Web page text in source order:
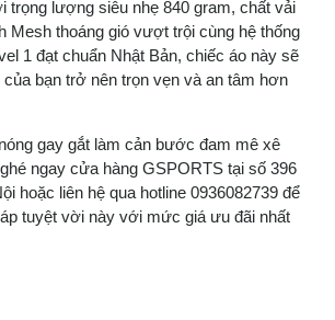
trọng lượng siêu nhẹ 840 gram, chất vải
Mesh thoáng gió vượt trội cùng hệ thống
1 đạt chuẩn Nhật Bản, chiếc áo này sẽ
bạn trở nên trọn vẹn và an tâm hơn
gay gắt làm cản bước đam mê xê
ngay cửa hàng GSPORTS tại số 396
hoặc liên hệ qua hotline 0936082739 để
tuyệt vời này với mức giá ưu đãi nhất